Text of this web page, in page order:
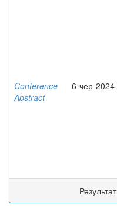
Conference
Abstract
6-чер-2024